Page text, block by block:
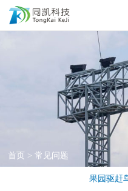
ISO资质
首页 >常见问题
果园驱赶